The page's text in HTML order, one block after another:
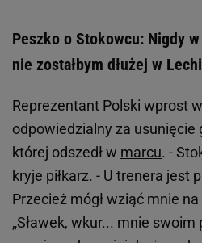
Peszko o Stokowcu: Nigdy
nie zostałbym dłużej w
Reprezentant Polski wprost
odpowiedzialny za usunięcie
której odszedł w marcu. -
kryje piłkarz. - U trenera jest
Przecież mógł wziąć mnie
„Sławek, wkur... mnie